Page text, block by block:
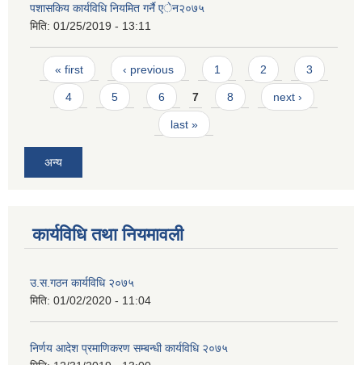
पशासकिय कार्यविधि नियमित गर्नै एेन२०७५
मिति: 01/25/2019 - 13:11
Pages
« first ‹ previous 1 2 3
4 5 6 7 8 next ›
last »
अन्य
कार्यविधि तथा नियमावली
उ.स.गठन कार्यविधि २०७५
मिति: 01/02/2020 - 11:04
निर्णय आदेश प्रमाणिकरण सम्बन्धी कार्यविधि २०७५